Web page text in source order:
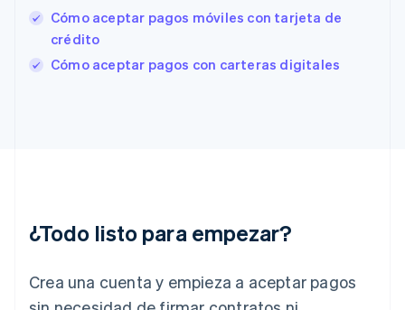
Cómo aceptar pagos móviles con tarjeta de
crédito
Cómo aceptar pagos con carteras digitales
¿Todo listo para empezar?
Crea una cuenta y empieza a aceptar pagos
Finlandia
EnglishSvenska
Francia
English
Irlanda
Italia
English